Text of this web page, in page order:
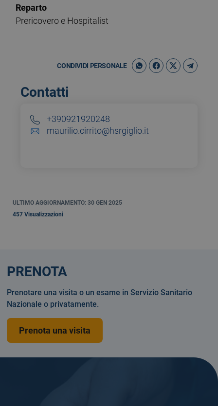
Reparto
Prericovero e Hospitalist
CONDIVIDI PERSONALE
Contatti
+390921920248
maurilio.cirrito@hsrgiglio.it
ULTIMO AGGIORNAMENTO: 30 GEN 2025
457 Visualizzazioni
PRENOTA
Prenotare una visita o un esame in Servizio Sanitario
Nazionale o privatamente.
Prenota una visita